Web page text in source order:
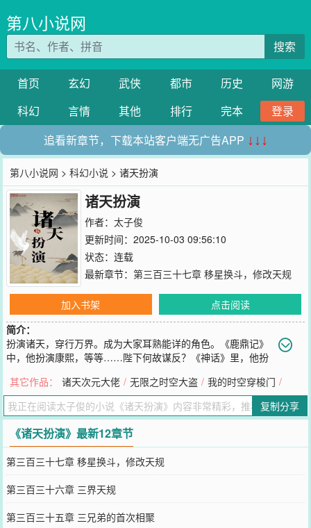
第八小说网
搜索
首页 玄幻 武侠 都市 历史
网游
科幻
言情 其他 排行 完本
登录
追看新章节，下载本站客户端无广告APP ↓↓↓
第八小说网 >科幻小说 > 诸天扮演
诸天扮演
作者： 太子俊
更新时间：2025-10-03 09:56:10
状态：连载
最新章节： 第三百三十七章 移星换斗，修改天规
加入书架
点击阅读
简介：
扮演诸天，穿行万界。成为大家耳熟能详的角色。《鹿鼎记》
中，他扮演康熙，等等……陛下何故谋反？《神话》里，他扮
演武当王也，罗天大蘸，风后奇门。《狐妖小红娘》，扮演王权霸
业，天地一剑，王权世家。《无心法师3》，他是不老不死的白琉璃，
大唐的第一阴阳师。一人之下、刺客五六七、妖兽都市、西游后传、
封神榜、精卫填海、剑网三……各种小说电影电视剧都会涉及一些。
您要是觉得《诸天扮演》还不错的话请不要忘记向您QQ群和微博微信
里的朋友推荐哦！
其它作品： 诸天次元大佬 / 无限之时空大盗 / 我的时空穿梭门 /
复制分享
《诸天扮演》最新12章节
第三百三十七章 移星换斗，修改天规
第三百三十六章 三界天规
第三百三十五章 三兄弟的首次相聚